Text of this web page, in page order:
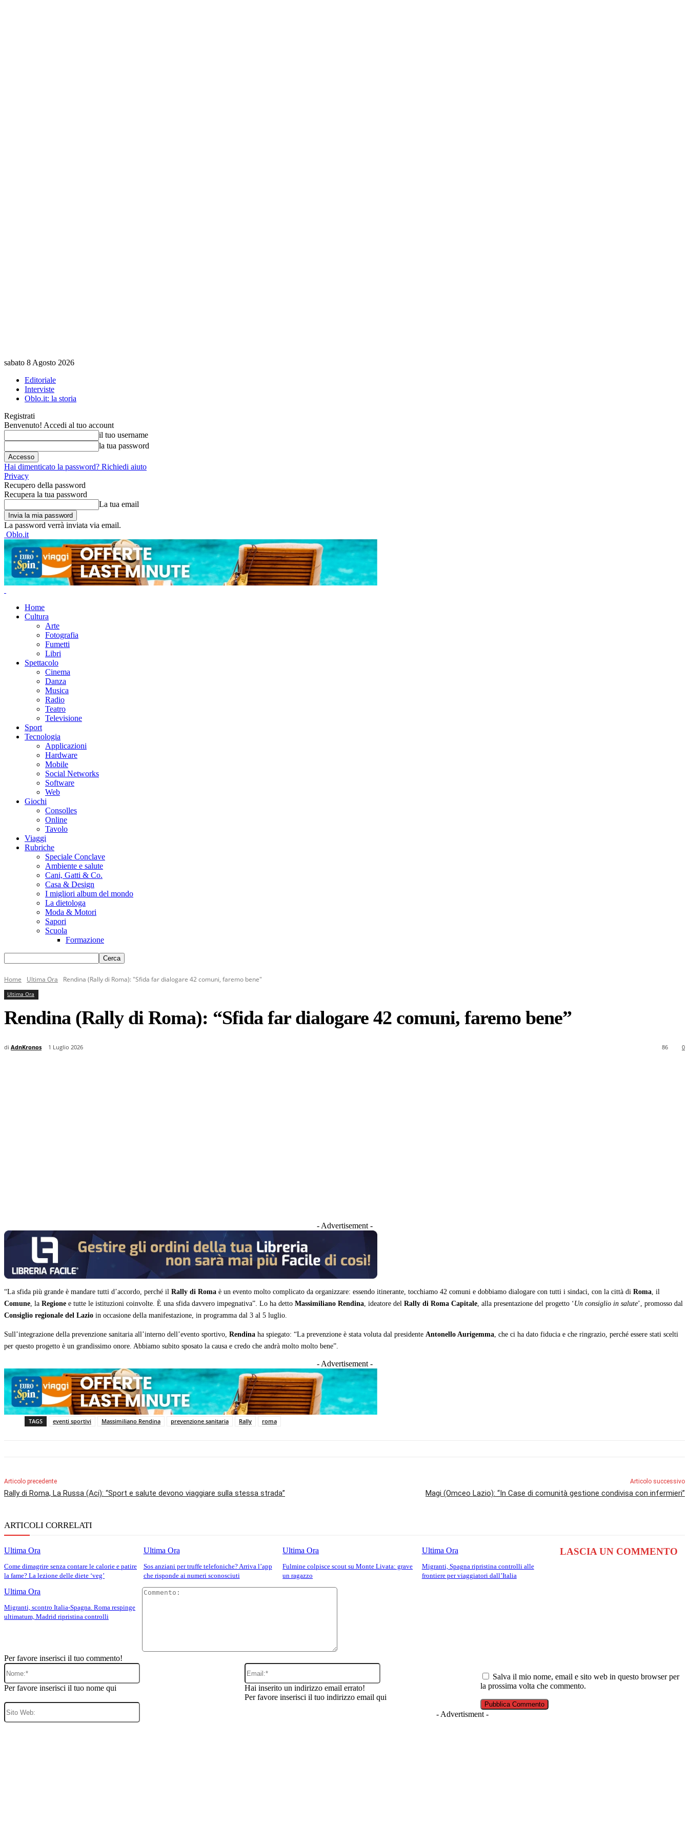
sabato 8 Agosto 2026
Editoriale
Interviste
Oblo.it: la storia
Registrati
Benvenuto! Accedi al tuo account
il tuo username
la tua password
Hai dimenticato la password? Richiedi aiuto
Privacy
Recupero della password
Recupera la tua password
La tua email
La password verrà inviata via email.
Oblo.it
Home
Cultura
Arte
Fotografia
Fumetti
Libri
Spettacolo
Cinema
Danza
Musica
Radio
Teatro
Televisione
Sport
Tecnologia
Applicazioni
Hardware
Mobile
Social Networks
Software
Web
Giochi
Consolles
Online
Tavolo
Viaggi
Rubriche
Speciale Conclave
Ambiente e salute
Cani, Gatti & Co.
Casa & Design
I migliori album del mondo
La dietologa
Moda & Motori
Sapori
Scuola
Formazione
Home Ultima Ora Rendina (Rally di Roma): "Sfida far dialogare 42 comuni, faremo bene"
Ultima Ora
Rendina (Rally di Roma): “Sfida far dialogare 42 comuni, faremo bene”
di AdnKronos 1 Luglio 2026 0
86
- Advertisement -
“La sfida più grande è mandare tutti d’accordo, perché il Rally di Roma è un evento molto complicato da organizzare: essendo itinerante, tocchiamo 42 comuni e dobbiamo dialogare con tutti i sindaci, con la città di Roma, il
Comune, la Regione e tutte le istituzioni coinvolte. È una sfida davvero impegnativa”. Lo ha detto Massimiliano Rendina, ideatore del Rally di Roma Capitale, alla presentazione del progetto ‘Un consiglio in salute’, promosso dal
Consiglio regionale del Lazio in occasione della manifestazione, in programma dal 3 al 5 luglio.
Sull’integrazione della prevenzione sanitaria all’interno dell’evento sportivo, Rendina ha spiegato: “La prevenzione è stata voluta dal presidente Antonello Aurigemma, che ci ha dato fiducia e che ringrazio, perché essere stati scelti
per questo progetto è un grandissimo onore. Abbiamo subito sposato la causa e credo che andrà molto molto bene”.
- Advertisement -
TAGS eventi sportivi Massimiliano Rendina prevenzione sanitaria Rally roma
Articolo precedente
Rally di Roma, La Russa (Aci): “Sport e salute devono viaggiare sulla stessa strada”
Articolo successivo
Magi (Omceo Lazio): “In Case di comunità gestione condivisa con infermieri”
ARTICOLI CORRELATI
Ultima Ora
Come dimagrire senza contare le calorie e patire
la fame? La lezione delle diete ‘veg’
Ultima Ora
Sos anziani per truffe telefoniche? Arriva l’app
che risponde ai numeri sconosciuti
Ultima Ora
Fulmine colpisce scout su Monte Livata: grave
un ragazzo
Ultima Ora
Migranti, Spagna ripristina controlli alle
frontiere per viaggiatori dall’Italia
Ultima Ora
Migranti, scontro Italia-Spagna. Roma respinge
ultimatum, Madrid ripristina controlli
LASCIA UN COMMENTO
Commento:
Per favore inserisci il tuo commento!
Nome:*
Per favore inserisci il tuo nome qui
Email:*
Hai inserito un indirizzo email errato!
Per favore inserisci il tuo indirizzo email qui
Sito
Salva il mio nome, email e sito web in questo browser per
la prossima volta che commento.
- Advertisment -